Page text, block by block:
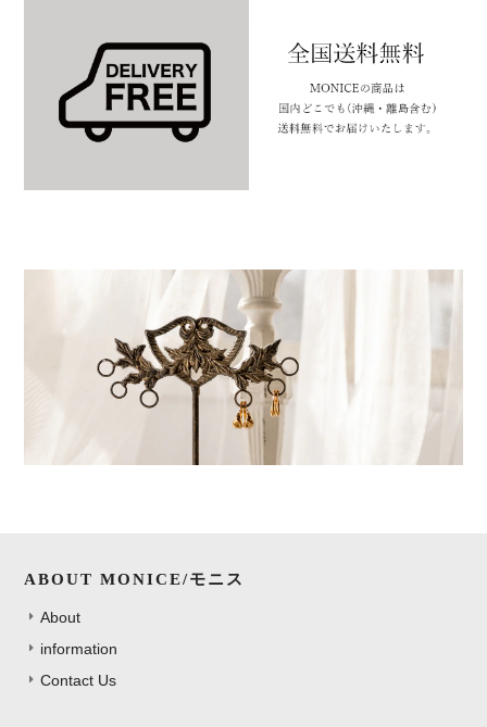
ABOUT MONICE/モニス
About
information
Contact Us